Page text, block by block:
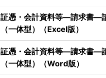
証憑・会計資料等―請求書―
（一体型）（Excel版）
証憑・会計資料等―請求書―
（一体型）（Word版）